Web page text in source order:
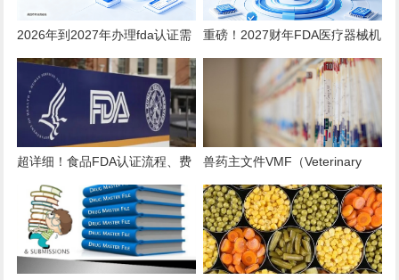
2026年到2027年办理fda认证需
要多少钱？
重磅！2027财年FDA医疗器械机
构注册年费上调至 $13785！
超详细！食品FDA认证流程、费
用、时效、误区解析
兽药主文件VMF（Veterinary
Master Files）注册办理指南